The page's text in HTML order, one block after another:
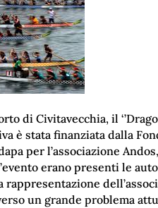
di Civitavecchia, il ‘’Dragon
è stata finanziata dalla
per l’associazione
erano presenti le
un grande problema